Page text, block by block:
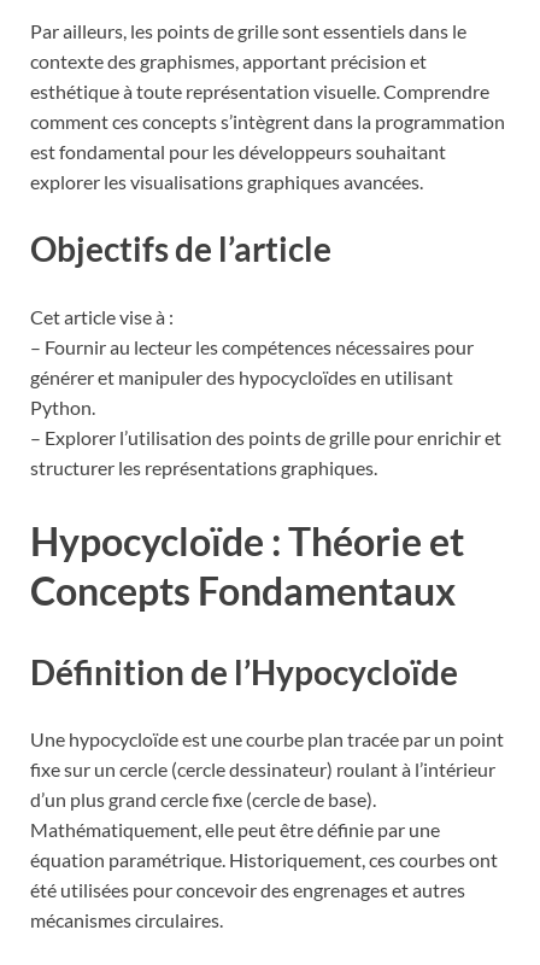
Par ailleurs, les points de grille sont essentiels dans le
contexte des graphismes, apportant précision et
esthétique à toute représentation visuelle. Comprendre
comment ces concepts s’intègrent dans la programmation
est fondamental pour les développeurs souhaitant
explorer les visualisations graphiques avancées.
Objectifs de l’article
Cet article vise à :
– Fournir au lecteur les compétences nécessaires pour
générer et manipuler des hypocycloïdes en utilisant
Python.
– Explorer l’utilisation des points de grille pour enrichir et
structurer les représentations graphiques.
Hypocycloïde : Théorie et
Concepts Fondamentaux
Définition de l’Hypocycloïde
Une hypocycloïde est une courbe plan tracée par un point
fixe sur un cercle (cercle dessinateur) roulant à l’intérieur
d’un plus grand cercle fixe (cercle de base).
Mathématiquement, elle peut être définie par une
équation paramétrique. Historiquement, ces courbes ont
été utilisées pour concevoir des engrenages et autres
mécanismes circulaires.